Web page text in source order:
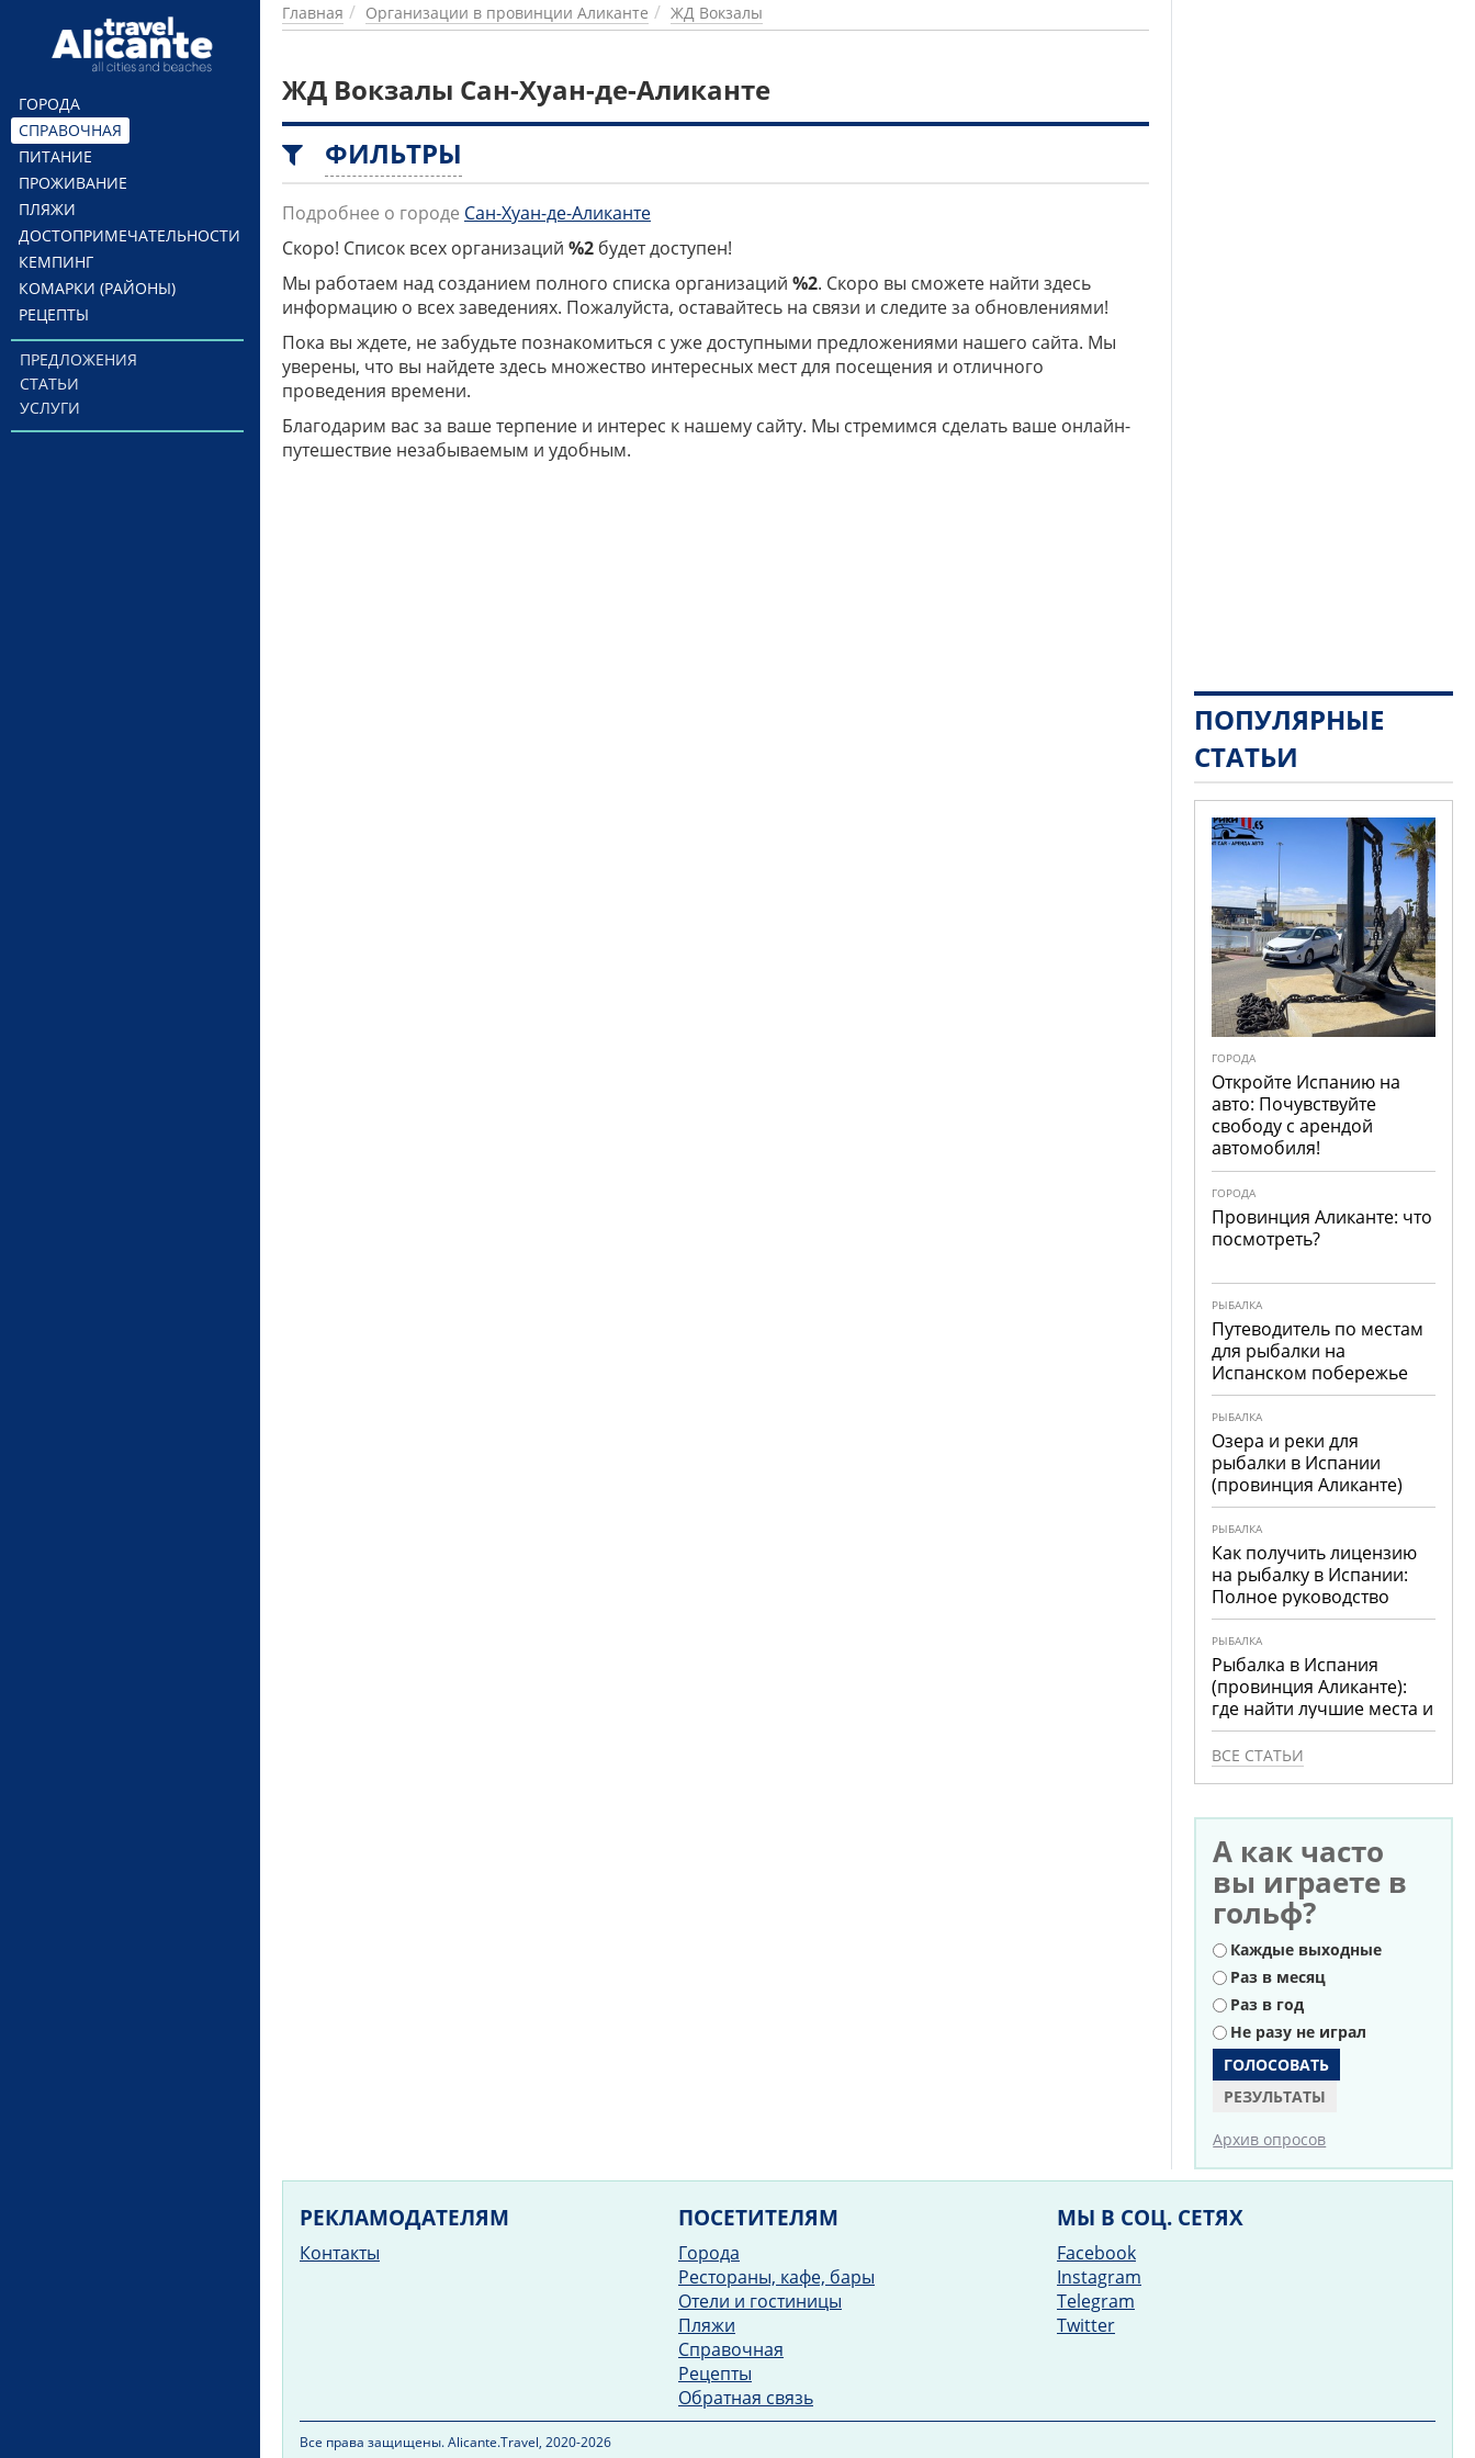
Перейти к основному содержанию
ГОРОДА
СПРАВОЧНАЯ
ПИТАНИЕ
ПРОЖИВАНИЕ
ПЛЯЖИ
ДОСТОПРИМЕЧАТЕЛЬНОСТИ
КЕМПИНГ
КОМАРКИ (РАЙОНЫ)
РЕЦЕПТЫ
ПРЕДЛОЖЕНИЯ
СТАТЬИ
УСЛУГИ
Главная Организации в провинции Аликанте ЖД Вокзалы
ЖД Вокзалы Сан-Хуан-де-Аликанте
ФИЛЬТРЫ
Подробнее о городе Сан-Хуан-де-Аликанте
Скоро! Список всех организаций %2 будет доступен!
Мы работаем над созданием полного списка организаций %2. Скоро вы сможете найти здесь
информацию о всех заведениях. Пожалуйста, оставайтесь на связи и следите за обновлениями!
Пока вы ждете, не забудьте познакомиться с уже доступными предложениями нашего сайта. Мы
уверены, что вы найдете здесь множество интересных мест для посещения и отличного
проведения времени.
Благодарим вас за ваше терпение и интерес к нашему сайту. Мы стремимся сделать ваше онлайн-
путешествие незабываемым и удобным.
ПОПУЛЯРНЫЕ
СТАТЬИ
ГОРОДА
Откройте Испанию на
авто: Почувствуйте
свободу с арендой
автомобиля!
ГОРОДА
Провинция Аликанте: что
посмотреть?
РЫБАЛКА
Путеводитель по местам
для рыбалки на
Испанском побережье
РЫБАЛКА
Озера и реки для
рыбалки в Испании
(провинция Аликанте)
РЫБАЛКА
Как получить лицензию
на рыбалку в Испании:
Полное руководство
РЫБАЛКА
Рыбалка в Испания
(провинция Аликанте):
где найти лучшие места и
что ловить
ВСЕ СТАТЬИ
А как часто
вы играете в
гольф?
Варианты
Каждые выходные
Раз в месяц
Раз в год
Не разу не играл
РЕЗУЛЬТАТЫ
Архив опросов
РЕКЛАМОДАТЕЛЯМ
Контакты
ПОСЕТИТЕЛЯМ
Города
Рестораны, кафе, бары
Отели и гостиницы
Пляжи
Справочная
Рецепты
Обратная связь
МЫ В СОЦ. СЕТЯХ
Facebook
Instagram
Telegram
Twitter
Все права защищены. Alicante.Travel, 2020-2026